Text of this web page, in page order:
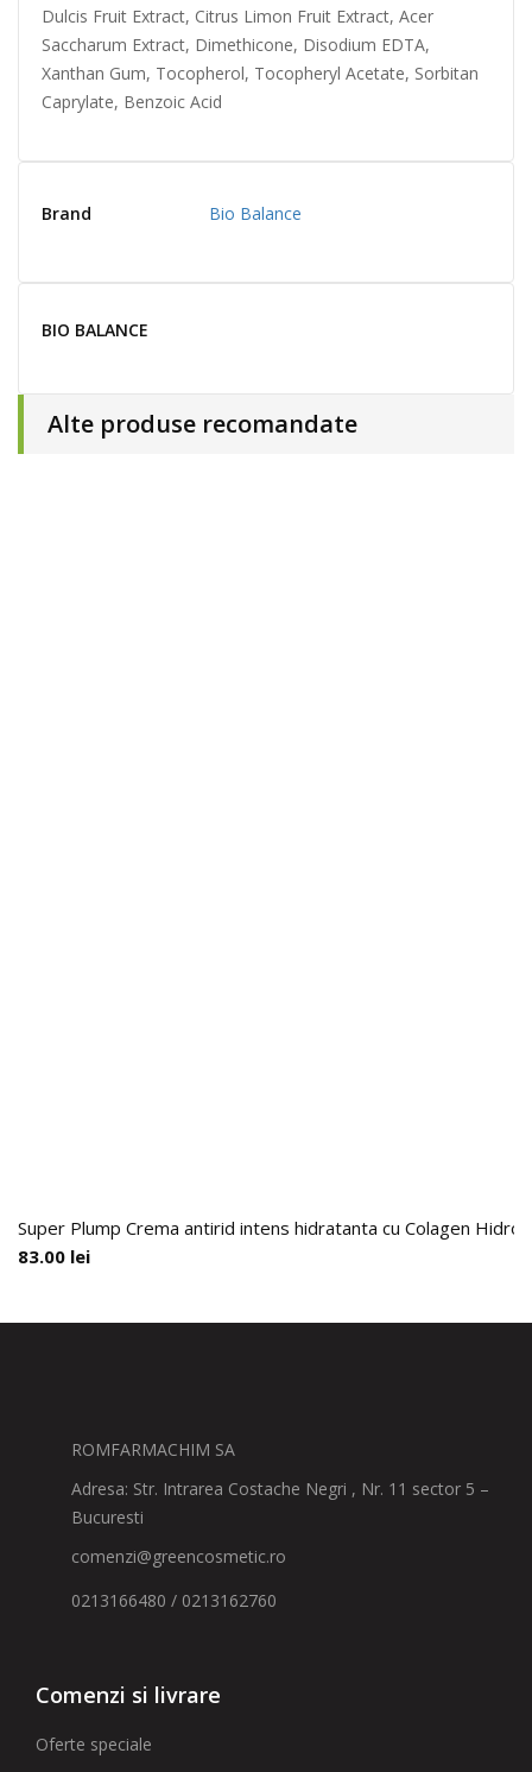
Dulcis Fruit Extract, Citrus Limon Fruit Extract, Acer
Saccharum Extract, Dimethicone, Disodium EDTA,
Xanthan Gum, Tocopherol, Tocopheryl Acetate, Sorbitan
Caprylate, Benzoic Acid
Brand Bio Balance
BIO BALANCE
Alte produse recomandate
Super Plump Crema antirid intens hidratanta cu Colagen
83.00 lei
ROMFARMACHIM SA
Adresa: Str. Intrarea Costache Negri , Nr. 11 sector 5 –
Bucuresti
comenzi@greencosmetic.ro
0213166480 / 0213162760
Comenzi si livrare
Oferte speciale